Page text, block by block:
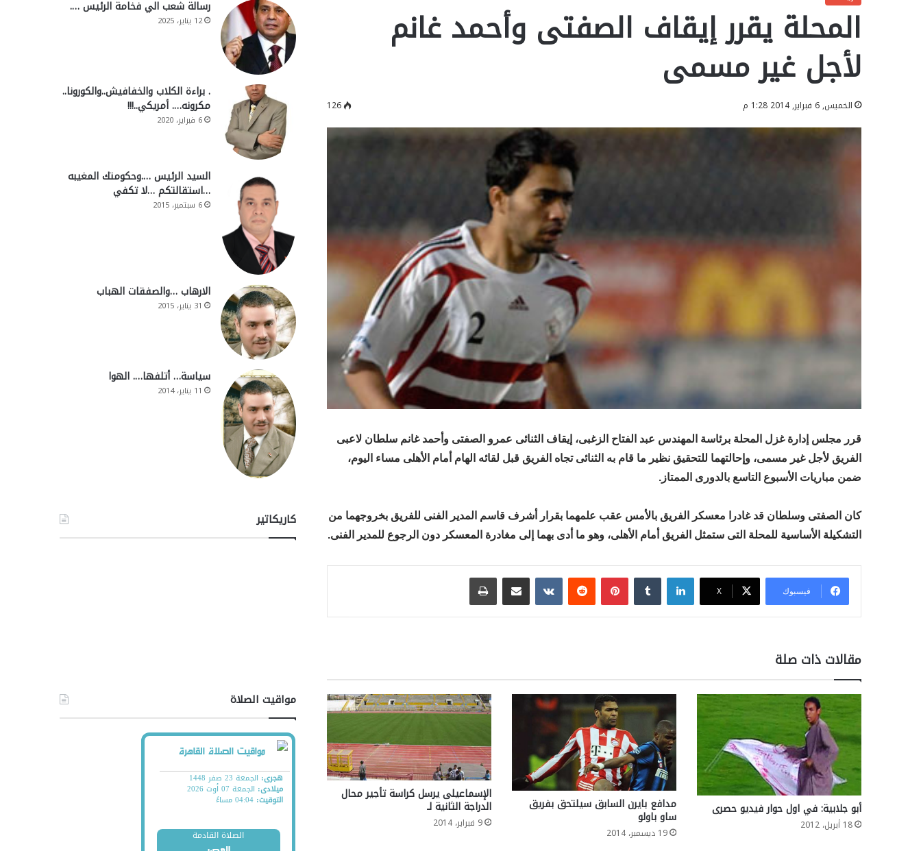
المحلة يقرر إيقاف الصفتى وأحمد غانم
لأجل غير مسمى
الخميس, 6 فبراير, 2014 1:28 م 126
قرر مجلس إدارة غزل المحلة برئاسة المهندس عبد الفتاح الزغبى، إيقاف الثنائى عمرو الصفتى وأحمد غانم سلطان لاعبى
الفريق لأجل غير مسمى، وإحالتهما للتحقيق نظير ما قام به الثنائى تجاه الفريق قبل لقائه الهام أمام الأهلى مساء اليوم،
ضمن مباريات الأسبوع التاسع بالدورى الممتاز.
كان الصفتى وسلطان قد غادرا معسكر الفريق بالأمس عقب علمهما بقرار أشرف قاسم المدير الفنى للفريق بخروجهما من
التشكيلة الأساسية للمحلة التى ستمثل الفريق أمام الأهلى، وهو ما أدى بهما إلى مغادرة المعسكر دون الرجوع للمدير الفنى.
فيسبوك ‫X
لينكدإن بينتيريست مشاركة عبر البريد طباعة
مقالات ذات صلة
أبو جلابية: في اول حوار فيديو حصرى
18 أبريل، 2012
مدافع بايرن السابق سيلتحق بفريق
ساو باولو
19 ديسمبر، 2014
الإسماعيلى يرسل كراسة تأجير محال
الدراجة الثانية لـ
9 فبراير، 2014
رسالة شعب الي فخامة الرئيس ….
12 يناير، 2025
. براءة الكلاب والخفافيش..والكورونا..
مكرونه…. أمريكي..!!!
6 فبراير، 2020
السيد الرئيس ….وحكومتك المغيبه
…استقالتكم …لا تكفي
6 سبتمبر، 2015
الارهاب …والصفقات الهباب
31 يناير، 2015
سياسة… أتلفها…. الهوا
11 يناير، 2014
كاريكاتير
مواقيت الصلاة